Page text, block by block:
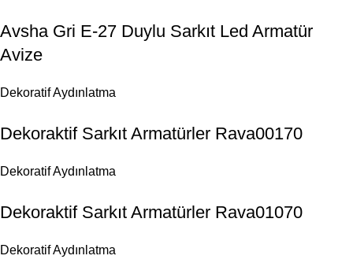
Avsha Gri E-27 Duylu Sarkıt Led Armatür
Avize
Dekoratif Aydınlatma
Dekoraktif Sarkıt Armatürler Rava00170
Dekoratif Aydınlatma
Dekoraktif Sarkıt Armatürler Rava01070
Dekoratif Aydınlatma